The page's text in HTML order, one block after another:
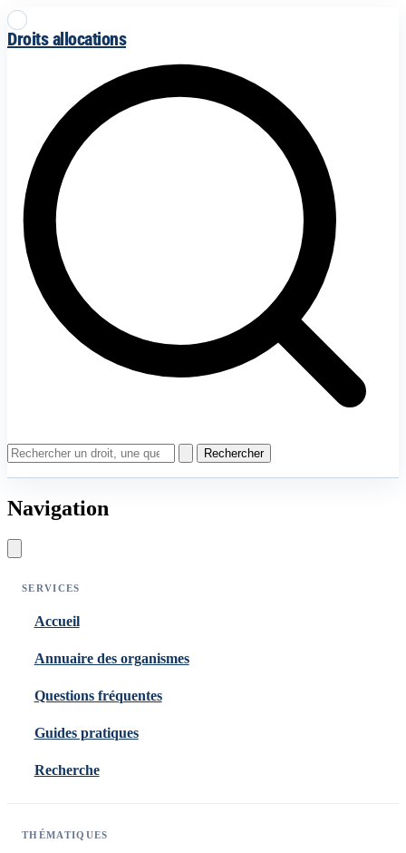
Droits allocations
Rechercher
Navigation
SERVICES
Accueil
Annuaire des organismes
Questions fréquentes
Guides pratiques
Recherche
THÉMATIQUES